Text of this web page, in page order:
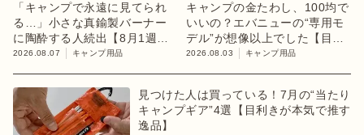
「キャンプで永遠に見てられ
る…」小さな真鍮製バーナー
に陶酔する人続出【8月1週ラ
ンキング】
2026.08.07 キャンプ用品
キャンプの金たわし、100均で
いいの？エバニューの“専用モ
デル”が想像以上でした【目利
きのキャンプギア】
2026.08.03 キャンプ用品
見つけた人は買っている！7月の“当たり
キャンプギア”4選【目利きが本気で推す
逸品】